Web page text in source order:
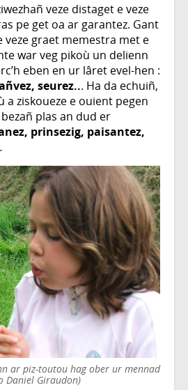
veze distaget e veze
pe get oa ar garantez. Gant
veze graet memestra met e
war veg pikoù un delienn
eben en ur lâret evel-hen :
seurez... Ha da echuiñ,
a ziskoueze e ouient pegen
plas an dud er
prinsezig, paisantez,
ar piz-toutou hag ober ur mennad
Daniel Giraudon)